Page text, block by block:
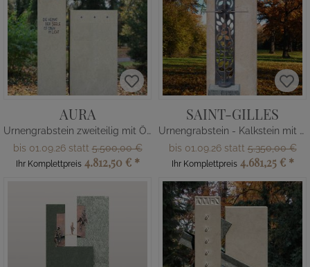
AURA
Urnengrabstein zweiteilig mit Öffnung
bis 01.09.26 statt5.500,00 €
Ihr Komplettpreis 4.812,50 € *
SAINT-GILLES
Urnengrabstein - Kalkstein mit Bronze Kreuz
bis 01.09.26 statt5.350,00 €
Ihr Komplettpreis 4.681,25 € *